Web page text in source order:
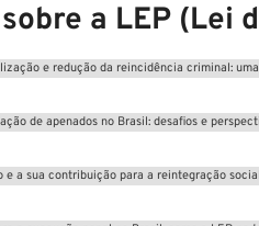
a LEP (Lei
e redução da reincidência criminal:
de apenados no Brasil: desafios e
a sua contribuição para a reintegração